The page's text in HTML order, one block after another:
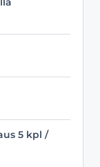
5 kpl /